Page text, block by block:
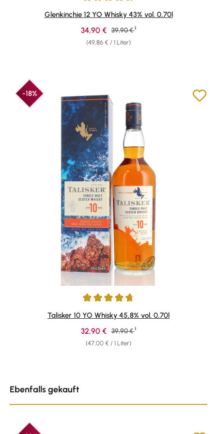
Durchschnittliche Bewertung von 4.77 von 5 Sternen
Glenkinchie 12 YO Whisky 43% vol. 0,70l
(49,86 € / 1 Liter)
Verkaufspreis:
34,90 € Regulärer Preis:
39,90 € 1
-18%
Durchschnittliche Bewertung von 4.78 von 5 Sternen
Talisker 10 YO Whisky 45,8% vol. 0,70l
(47,00 € / 1 Liter)
Verkaufspreis:
32,90 € Regulärer Preis:
39,90 € 1
Ebenfalls gekauft